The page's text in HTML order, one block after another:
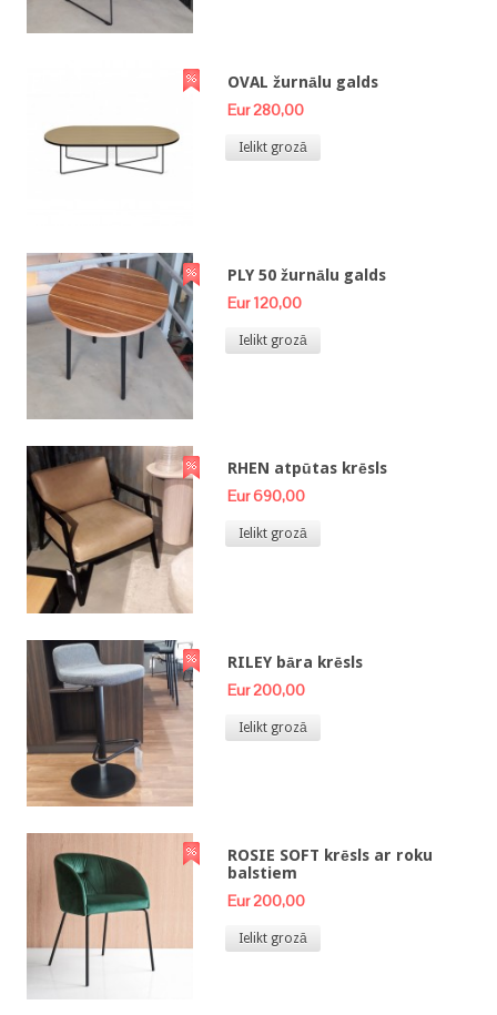
OVAL žurnālu galds
Eur 280,00
Ielikt grozā
PLY 50 žurnālu galds
Eur 120,00
Ielikt grozā
RHEN atpūtas krēsls
Eur 690,00
Ielikt grozā
RILEY bāra krēsls
Eur 200,00
Ielikt grozā
ROSIE SOFT krēsls ar roku
balstiem
Eur 200,00
Ielikt grozā